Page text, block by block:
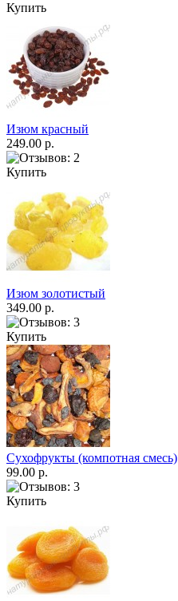
Купить
Изюм красный
249.00 р.
Купить
Изюм золотистый
349.00 р.
Купить
Сухофрукты (компотная смесь)
99.00 р.
Купить